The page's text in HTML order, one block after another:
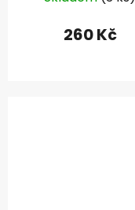
260 Kč